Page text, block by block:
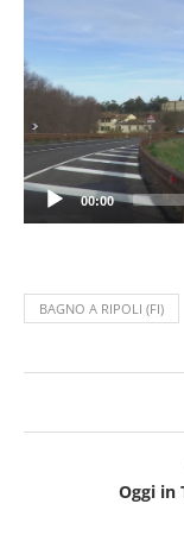
00:00
BAGNO A RIPOLI (FI)
Oggi in